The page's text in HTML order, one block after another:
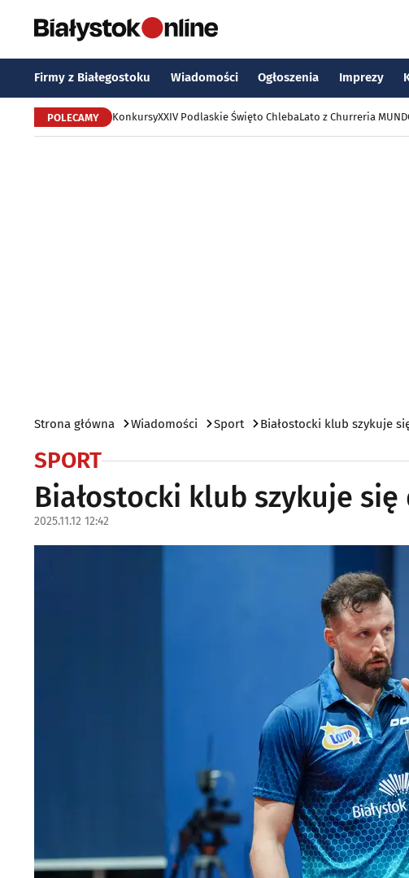
Firmy z Białegostoku Wiadomości Ogłoszenia Imprezy
POLECAMY KonkursyXXIV Podlaskie Święto ChlebaLato z Churreria
Strona główna Wiadomości Sport Białostocki klub szykuje
SPORT
Białostocki klub szykuje
2025.11.12 12:42